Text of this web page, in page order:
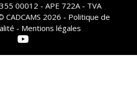
00012 - APE 722A - TVA
2026 - Politique de
- Mentions légales